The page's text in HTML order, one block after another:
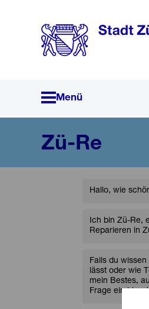
Menü
Zü-Re
Hallo, wie
Ich bin Zü-Re,
Reparieren in
Falls du
lässt oder wie
mein Bestes,
Frage ein